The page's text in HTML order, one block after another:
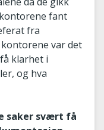
fant
fra
var det
klarhet i
og hva
saker svært få